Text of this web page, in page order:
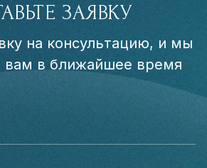
ЗАЯВКУ
на консультацию, и мы
вам в ближайшее время